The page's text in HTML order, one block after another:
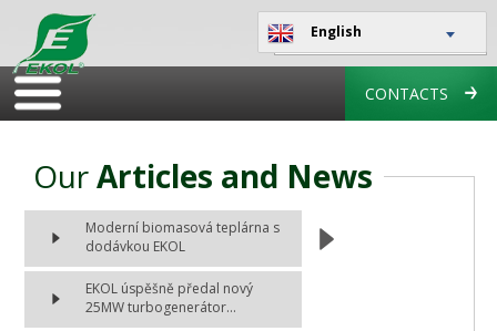
English
CONTACTS
OurArticles and News
Moderní biomasová teplárna s
dodávkou EKOL
EKOL úspěšně předal nový
25MW turbogenerátor...